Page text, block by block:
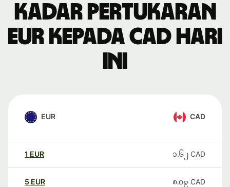
Kadar pertukaran
EUR kepada CAD hari
ini
EUR CAD
1 EUR ၁.၆၂ CAD
5 EUR ၈.၀၉ CAD